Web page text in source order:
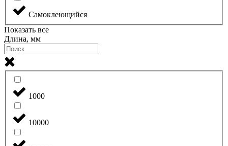
Самоклеющийся
Показать все
Длина, мм
1000
10000